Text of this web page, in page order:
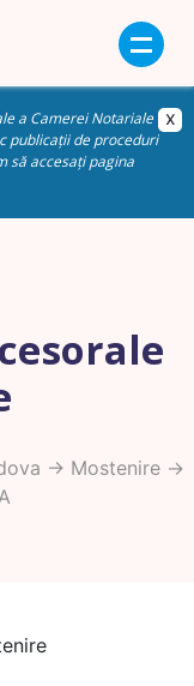
a Camerei Notariale
publicații de proceduri
să accesați pagina
-> Mostenire->